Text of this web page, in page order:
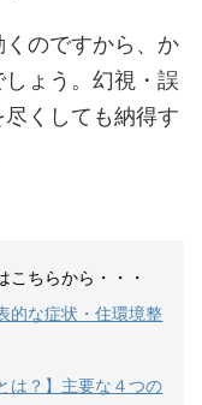
のですから、か
ょう。幻視・誤
くしても納得す
こちらから・・・
的な症状・住環境整
は？】主要な４つの